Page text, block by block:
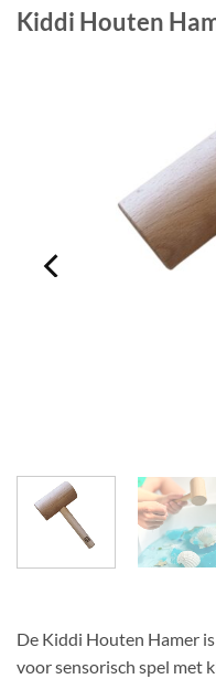
Kiddi Houten
De Kiddi Houten Hamer
voor sensorisch spel met